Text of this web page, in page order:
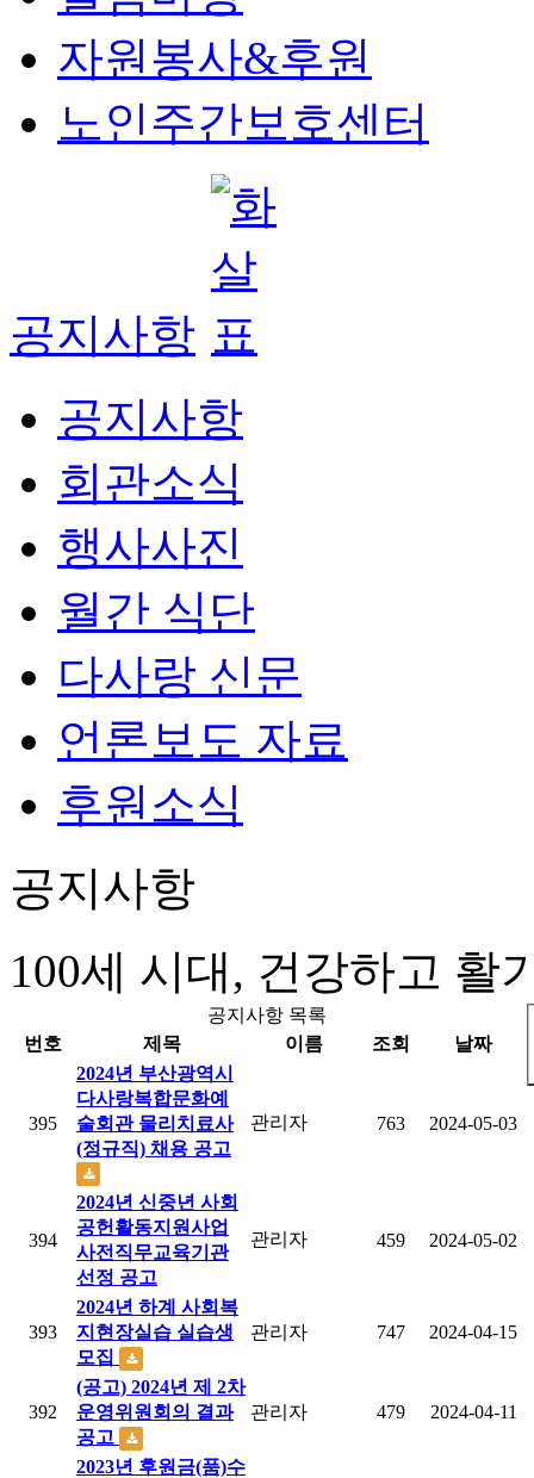
자원봉사&후원
노인주간보호센터
공지사항
공지사항
회관소식
행사사진
월간 식단
다사랑 신문
언론보도 자료
후원소식
공지사항
100세 시대, 건강하고 활
공지사항 목록
번호
제목 이름 조회 날짜
395
2024년 부산광역시
다사랑복합문화예
술회관 물리치료사
(정규직) 채용 공고
관리자 763 2024-05-03
394
2024년 신중년 사회
공헌활동지원사업
사전직무교육기관
선정 공고
관리자 459 2024-05-02
393
2024년 하계 사회복
지현장실습 실습생
모집
관리자 747 2024-04-15
392
(공고) 2024년 제 2차
운영위원회의 결과
공고
관리자 479 2024-04-11
2023년 후원금(품)수